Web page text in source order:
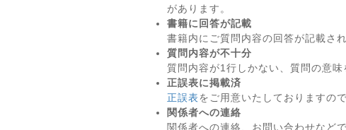
があります。
書籍に回答が記載
書籍内にご質問内容の回答が記載さ
質問内容が不十分
質問内容が1行しかない、質問の意
正誤表に掲載済
正誤表をご用意いたしておりますの
関係者への連絡
関係者への連絡、お問い合わせなど